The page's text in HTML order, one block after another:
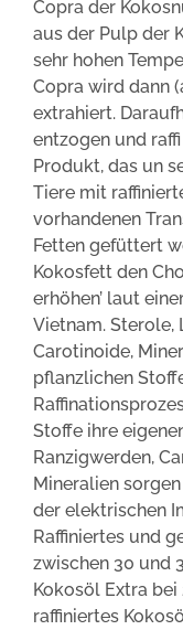
Copra der
aus der Pulp der
sehr hohen
Copra wird dann
extrahiert.
entzogen und
Produkt, das un
Tiere mit
vorhandenen
Fetten gefüttert
Kokosfett den
erhöhen’ laut
Vietnam. Sterole,
Carotinoide,
pflanzlichen
Stoffe ihre
Ranzigwerden,
Mineralien
der elektrischen
Raffiniertes und
zwischen 30 und
Kokosöl Extra bei
raffiniertes